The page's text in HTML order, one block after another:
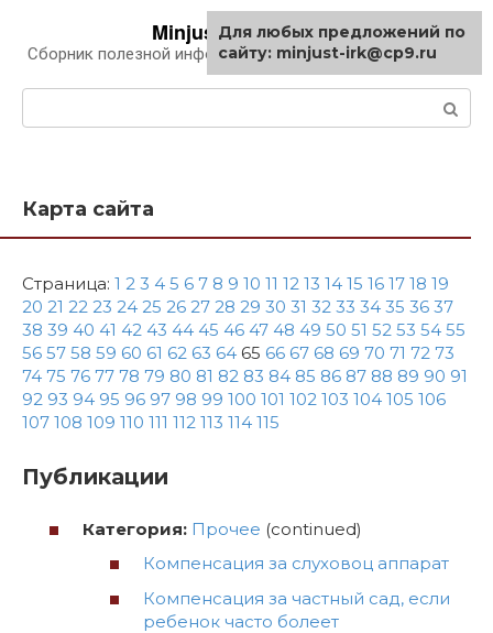
контенту
Minjust-irk.ru
Сборник полезной информации про автомобили
Карта сайта
Страница: 1 2 3 4 5 6 7 8 9 10 11 12 13 14 15 16 17 18 19
20 21 22 23 24 25 26 27 28 29 30 31 32 33 34 35 36 37
38 39 40 41 42 43 44 45 46 47 48 49 50 51 52 53 54 55
56 57 58 59 60 61 62 63 64 65 66 67 68 69 70 71 72 73
74 75 76 77 78 79 80 81 82 83 84 85 86 87 88 89 90 91
92 93 94 95 96 97 98 99 100 101 102 103 104 105 106
107 108 109 110 111 112 113 114 115
Публикации
Категория: Прочее (continued)
Компенсация за слуховоц аппарат
Компенсация за частный сад, если
ребенок часто болеет
Для любых предложений по
сайту: minjust-irk@cp9.ru